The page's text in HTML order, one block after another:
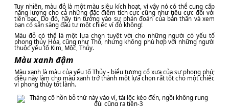
Tuy nhiên, màu đỏ là một màu siêu kích hoạt, vì vậy nó có thể cung cấp
năng lượng cho cả những đặc điểm tích cực cũng như tiêu cực đối với
tiền bạc. Do đó, hãy tin tưởng vào sự phán đoán của bản thân và xem
bạn có sẵn sàng đầu tư một chiếc ví đỏ không!
Màu đỏ có thể là một lựa chọn tuyệt vời cho những người có yếu tố
phong thủy Hỏa, cũng như Thổ, nhưng không phù hợp với những người
thuộc yếu tố Kim, Mộc, Thủy.
Màu xanh đậm
Màu xanh là màu của yếu tố Thủy - biểu tượng cổ xưa của sự phong phú;
điều này làm cho màu xanh trở thành một lựa chọn rất tốt cho một chiếc
ví phong thủy tốt lành.